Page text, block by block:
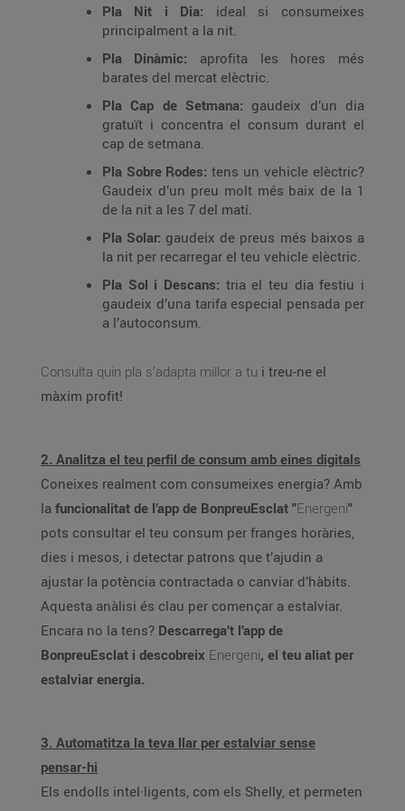
Pla Nit i Dia: ideal si consumeixes
principalment a la nit.
Pla Dinàmic: aprofita les hores més
barates del mercat elèctric.
Pla Cap de Setmana: gaudeix d’un dia
gratuït i concentra el consum durant el
cap de setmana.
Pla Sobre Rodes: tens un vehicle elèctric?
Gaudeix d’un preu molt més baix de la 1
de la nit a les 7 del matí.
Pla Solar: gaudeix de preus més baixos a
la nit per recarregar el teu vehicle elèctric.
Pla Sol i Descans: tria el teu dia festiu i
gaudeix d’una tarifa especial pensada per
a l’autoconsum.
Consulta quin pla s’adapta millor a tu i treu-ne el
màxim profit!
2. Analitza el teu perfil de consum amb eines digitals
Coneixes realment com consumeixes energia? Amb
la funcionalitat de l’app de BonpreuEsclat "Energeni"
pots consultar el teu consum per franges horàries,
dies i mesos, i detectar patrons que t’ajudin a
ajustar la potència contractada o canviar d’hàbits.
Aquesta anàlisi és clau per començar a estalviar.
Encara no la tens? Descarrega’t l’app de
BonpreuEsclat i descobreix Energeni, el teu aliat per
estalviar energia.
3. Automatitza la teva llar per estalviar sense
pensar-hi
Els endolls intel·ligents, com els Shelly, et permeten